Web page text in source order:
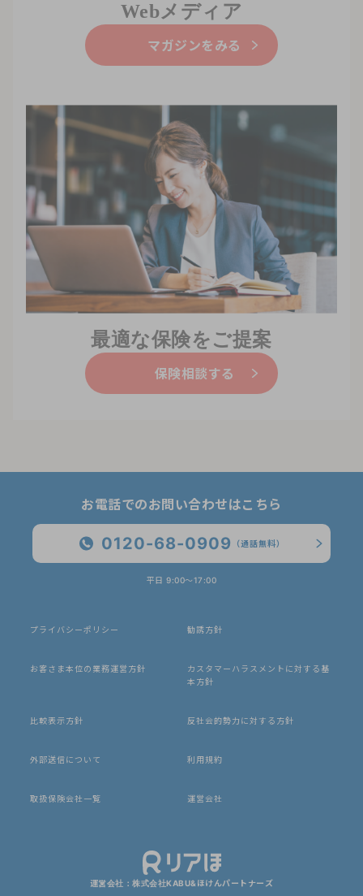
Webメディア
マガジンをみる
最適な保険をご提案
保険相談する
お電話でのお問い合わせはこちら
0120-68-0909 （通話無料）
平日 9:00〜17:00
プライバシーポリシー 勧誘方針
お客さま本位の業務運営方針
カスタマーハラスメントに対する基
本方針
比較表示方針 反社会的勢力に対する方針
外部送信について 利用規約
取扱保険会社一覧 運営会社
運営会社：株式会社KABU&ほけんパートナーズ